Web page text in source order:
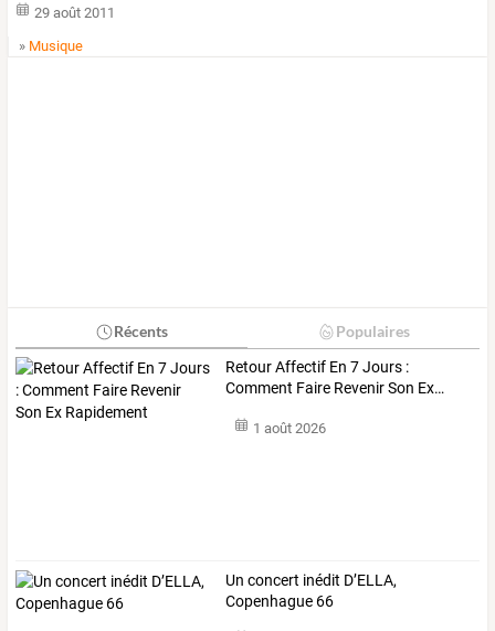
29 août 2011
» Musique
Récents Populaires
RetourAffectif En 7Jours :
Comment Faire RevenirSon Ex…
1 août 2026
Un concert inédit D’ELLA,
Copenhague 66